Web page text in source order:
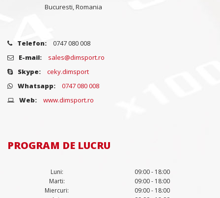
Bucuresti, Romania
Telefon:
0747 080 008
E-mail:
sales@dimsport.ro
Skype:
ceky.dimsport
Whatsapp:
0747 080 008
Web:
www.dimsport.ro
PROGRAM DE LUCRU
Luni:
09:00 - 18:00
Marti:
09:00 - 18:00
Miercuri:
09:00 - 18:00